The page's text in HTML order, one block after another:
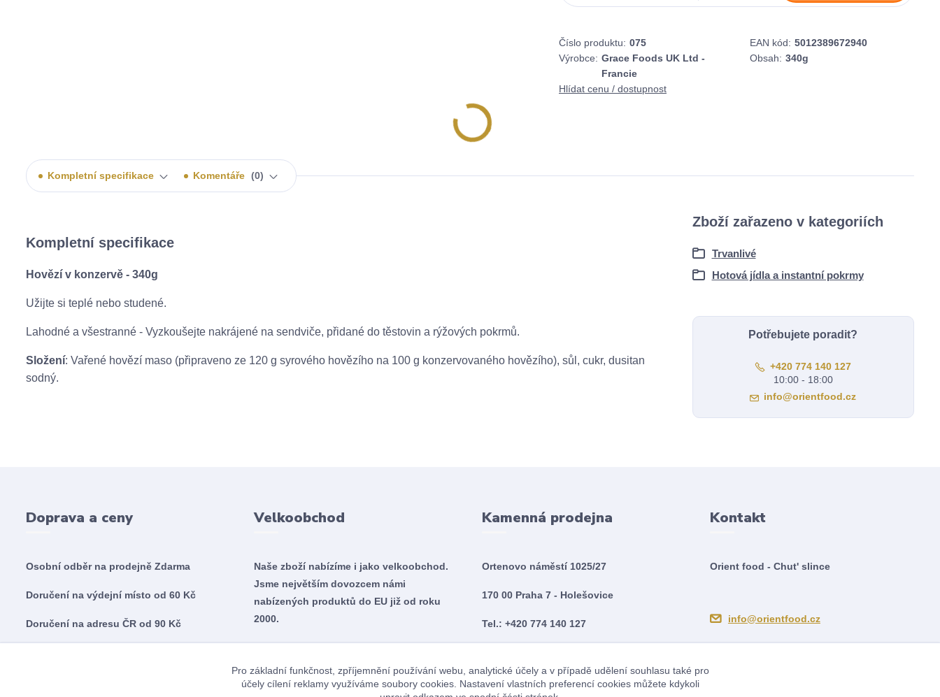
Číslo produktu: 075 EAN kód: 5012389672940
Výrobce: Grace Foods UK Ltd -
Francie
Obsah: 340g
Hlídat cenu / dostupnost
Kompletní specifikace Komentáře 0
Kompletní specifikace
Hovězí v konzervě - 340g
Užijte si teplé nebo studené.
Lahodné a všestranné - Vyzkoušejte nakrájené na sendviče, přidané do těstovin a rýžových pokrmů.
Složení: Vařené hovězí maso (připraveno ze 120 g syrového hovězího na 100 g konzervovaného hovězího), sůl, cukr, dusitan
sodný.
Zboží zařazeno v kategoriích
Trvanlivé
Hotová jídla a instantní pokrmy
Potřebujete poradit?
+420 774 140 127
10:00 - 18:00
info@orientfood.cz
Doprava a ceny
Osobní odběr na prodejně Zdarma
Doručení na výdejní místo od 60 Kč
Doručení na adresu ČR od 90 Kč
Velkoobchod
Naše zboží nabízíme i jako velkoobchod.
Jsme největším dovozcem námi
nabízených produktů do EU již od roku
2000.
Kamenná prodejna
Ortenovo náměstí 1025/27
170 00 Praha 7 - Holešovice
Tel.: +420 774 140 127
Ne 10:00 - 18:00
Kontakt
Orient food - Chut' slince
info@orientfood.cz
Pro základní funkčnost, zpříjemnění používání webu, analytické účely a v případě udělení souhlasu také pro
účely cílení reklamy využíváme soubory cookies. Nastavení vlastních preferencí cookies můžete kdykoli